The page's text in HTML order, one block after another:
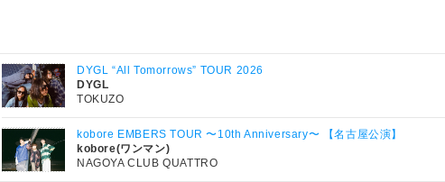
DYGL “All Tomorrows” TOUR 2026
DYGL
TOKUZO
kobore EMBERS TOUR 〜10th Anniversary〜 【名古屋公演】
kobore(ワンマン)
NAGOYA CLUB QUATTRO